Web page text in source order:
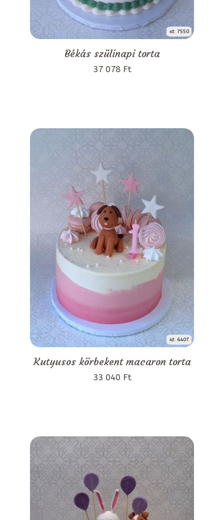
id: 7550
Békás szülinapi torta
37 078 Ft
id: 6407
Kutyusos körbekent macaron torta
33 040 Ft